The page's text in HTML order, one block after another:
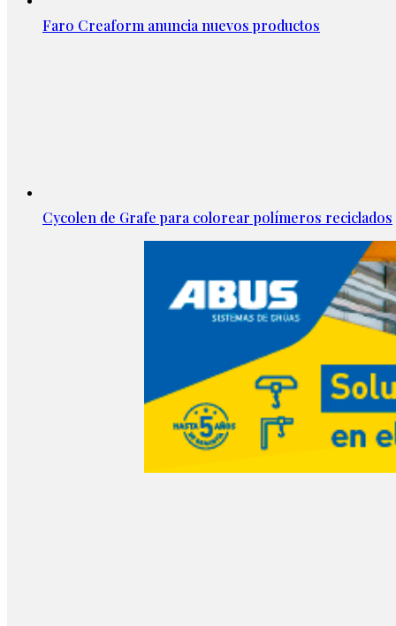
Faro Creaform anuncia nuevos productos
Cycolen de Grafe para colorear polímeros reciclados